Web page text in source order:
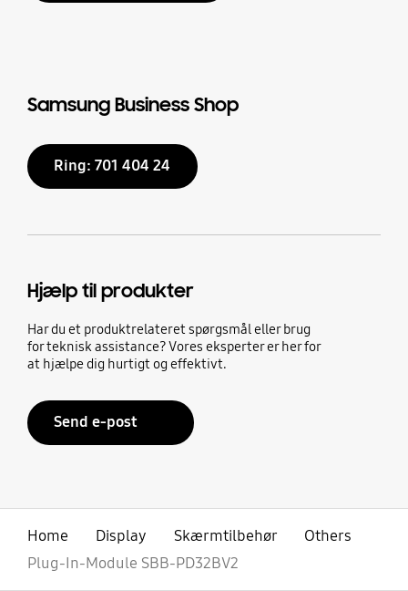
Samsung Business Shop
Ring: 701 404 24
Hjælp til produkter
Har du et produktrelateret spørgsmål eller brug
for teknisk assistance? Vores eksperter er her for
at hjælpe dig hurtigt og effektivt.
Send e-post
Home Display Skærmtilbehør
Others
Plug-In-Module SBB-PD32BV2